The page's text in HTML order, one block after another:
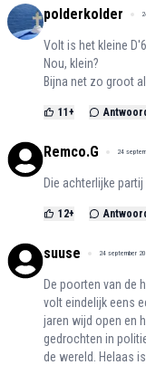
polderkolder
Volt is het kleine
Nou, klein?
Bijna net zo groot
11 +
Remco.G 24
Die achterlijke
12+
suuse 24 september
De poorten van de
volt eindelijk eens
jaren wijd open en
gedrochten in
de wereld. Helaas